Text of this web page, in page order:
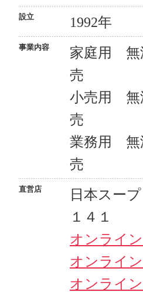
設立 1992年
事業内容
家庭用 無
売
小売用 無
売
業務用 無
売
直営店
日本スー
１４１
オンライ
オンライ
オンライ